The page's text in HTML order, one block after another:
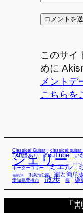
このサイ
めに
メントデ
こちらを
Classical Guitar classical guitar
TAB譜あり YouTube い
シェリー シュー
ボーダーコリー ミエル
佐藤弘和 利兵池公園 割と簡単
愛知県豊橋市 散歩 桜 楽
「